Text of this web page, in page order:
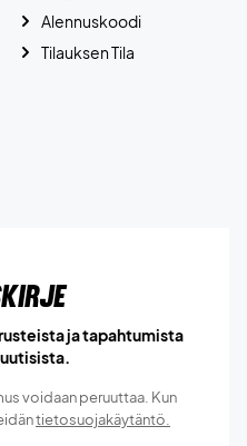
Alennuskoodi
Tilauksen Tila
ja tapahtumista
voidaan peruuttaa. Kun
tietosuojakäytäntö.